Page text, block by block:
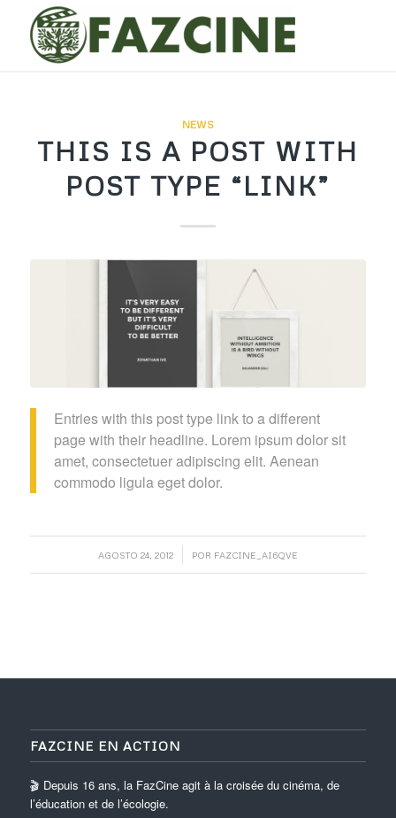
NEWS
THIS IS A POST WITH
POST TYPE “LINK”
Entries with this post type link to a different
page with their headline. Lorem ipsum dolor sit
amet, consectetuer adipiscing elit. Aenean
commodo ligula eget dolor.
AGOSTO 24, 2012
/ POR FAZCINE_AI6QVE
FAZCINE EN ACTION
🎬 Depuis 16 ans, la FazCine agit à la croisée du cinéma, de
l’éducation et de l’écologie.